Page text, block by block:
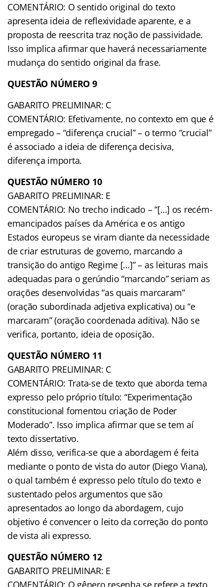
COMENTÁRIO: O sentido original do texto
apresenta ideia de reflexividade aparente, e a
proposta de reescrita traz noção de passividade.
Isso implica afirmar que haverá necessariamente
mudança do sentido original da frase.
QUESTÃO NÚMERO 9
GABARITO PRELIMINAR: C
COMENTÁRIO: Efetivamente, no contexto em que é
empregado – “diferença crucial” – o termo “crucial”
é associado a ideia de diferença decisiva,
diferença importa.
QUESTÃO NÚMERO 10
GABARITO PRELIMINAR: E
COMENTÁRIO: No trecho indicado – “[…] os recém-
emancipados países da América e os antigo
Estados europeus se viram diante da necessidade
de criar estruturas de governo, marcando a
transição do antigo Regime […]” – as leituras mais
adequadas para o gerúndio “marcando” seriam as
orações desenvolvidas “as quais marcaram”
(oração subordinada adjetiva explicativa) ou “e
marcaram” (oração coordenada aditiva). Não se
verifica, portanto, ideia de oposição.
QUESTÃO NÚMERO 11
GABARITO PRELIMINAR: C
COMENTÁRIO: Trata-se de texto que aborda tema
expresso pelo próprio título: “Experimentação
constitucional fomentou criação de Poder
Moderado”. Isso implica afirmar que se tem aí
texto dissertativo.
Além disso, verifica-se que a abordagem é feita
mediante o ponto de vista do autor (Diego Viana),
o qual também é expresso pelo título do texto e
sustentado pelos argumentos que são
apresentados ao longo da abordagem, cujo
objetivo é convencer o leito da correção do ponto
de vista ali expresso.
QUESTÃO NÚMERO 12
GABARITO PRELIMINAR: E
COMENTÁRIO: O gênero resenha se refere a texto